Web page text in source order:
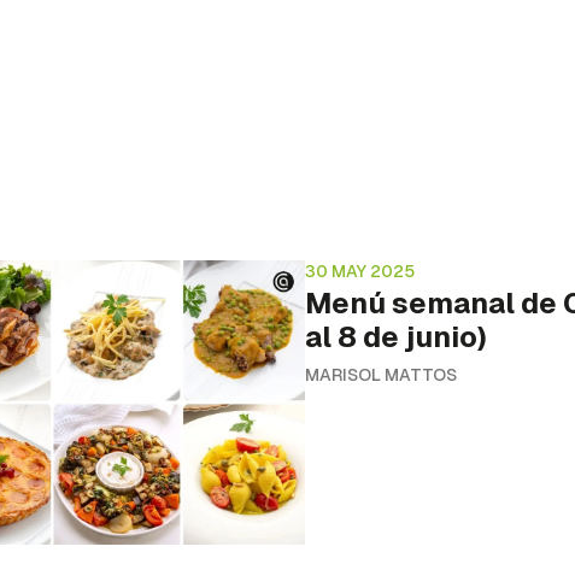
30 MAY 2025
Menú semanal de
al 8 de junio)
MARISOL MATTOS